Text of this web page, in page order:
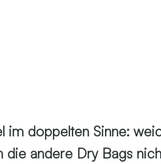
im doppelten Sinne:
die andere Dry Bags